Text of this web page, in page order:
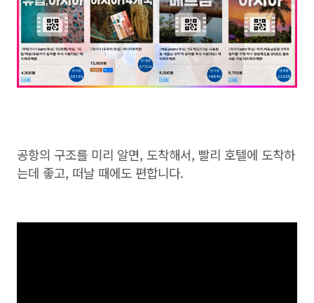
공항의 구조를 미리 알면, 도착해서, 빨리 호텔에 도착하
는데 좋고, 떠날 때에도 편합니다.